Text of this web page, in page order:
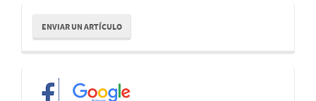
Enviar
un
artículo
ENVIAR UN ARTÍCULO
Redes